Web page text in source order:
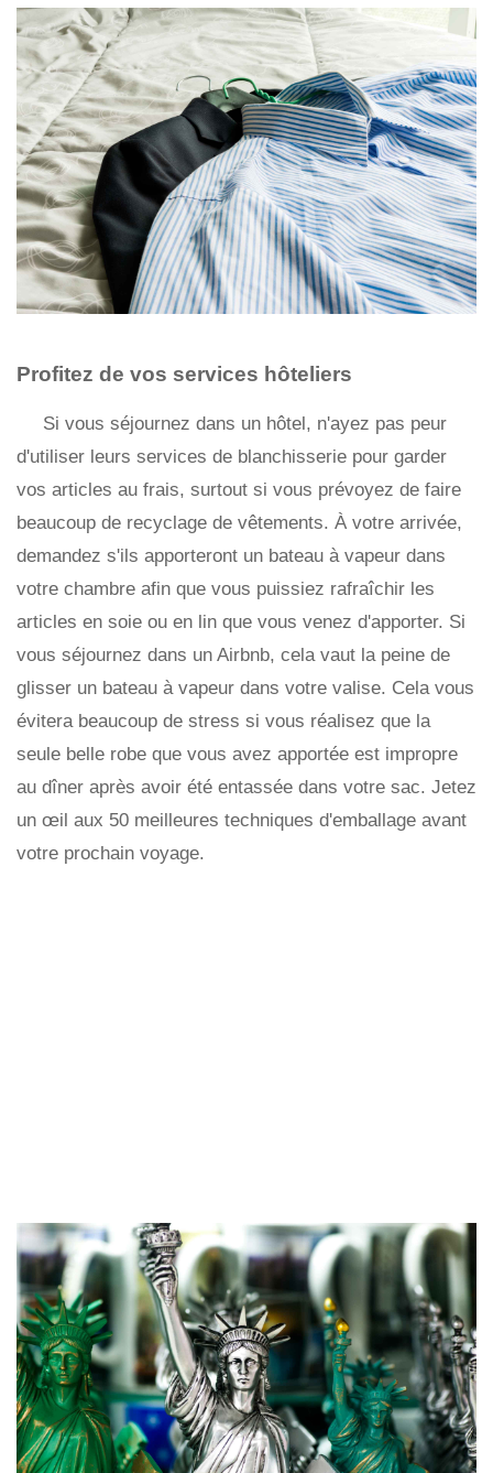
Profitez de vos services hôteliers
Si vous séjournez dans un hôtel, n'ayez pas peur
d'utiliser leurs services de blanchisserie pour garder
vos articles au frais, surtout si vous prévoyez de faire
beaucoup de recyclage de vêtements. À votre arrivée,
demandez s'ils apporteront un bateau à vapeur dans
votre chambre afin que vous puissiez rafraîchir les
articles en soie ou en lin que vous venez d'apporter. Si
vous séjournez dans un Airbnb, cela vaut la peine de
glisser un bateau à vapeur dans votre valise. Cela vous
évitera beaucoup de stress si vous réalisez que la
seule belle robe que vous avez apportée est impropre
au dîner après avoir été entassée dans votre sac. Jetez
un œil aux 50 meilleures techniques d'emballage avant
votre prochain voyage.